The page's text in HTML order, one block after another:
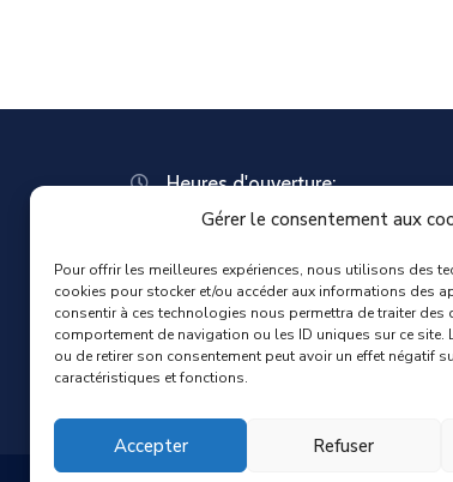
Gérer le consentement aux
Pour offrir les meilleures expériences, nous utilisons des
cookies pour stocker et/ou accéder aux informations des
consentir à ces technologies nous permettra de traiter des
comportement de navigation ou les ID uniques sur ce site.
ou de retirer son consentement peut avoir un effet négatif
caractéristiques et fonctions.
Accepter Refuser
Heures d'ouverture:
Lundi : 8:30 – 12:00 | 14:00 – 18:00
Mercredi : 08:30 – 12:00 | 14:00 –
Jeudi : 13:30 – 18:00
Vendredi : 08:30 – 12:00 | 14:00 –
Samedi : Fermée
Dimanche : Fermée